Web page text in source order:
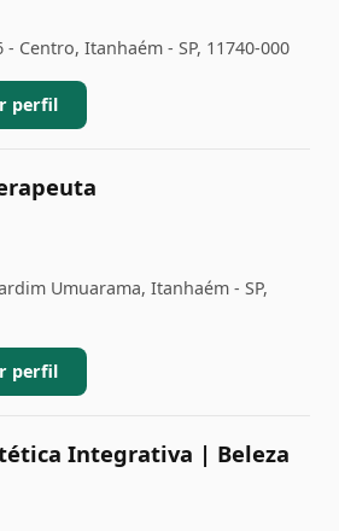
Centro, Itanhaém - SP, 11740-000
perfil
Umuarama, Itanhaém - SP,
perfil
Integrativa | Beleza